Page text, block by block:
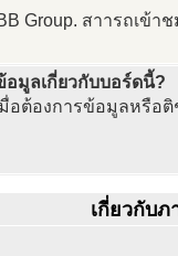
Group. สาารถเข้าช
มูลเกี่ยวกับบอร์ดนี้?
ต้องการข้อมูลหรือติ
เกี่ยวกับ